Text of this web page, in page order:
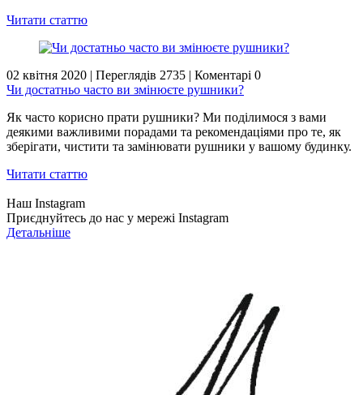
Читати статтю
02 квітня 2020 | Переглядів 2735 | Коментарі 0
Чи достатньо часто ви змінюєте рушники?
Як часто корисно прати рушники? Ми поділимося з вами
деякими важливими порадами та рекомендаціями про те, як
зберігати, чистити та замінювати рушники у вашому будинку.
Читати статтю
Наш Instagram
Приєднуйтесь до нас у мережі Instagram
Детальніше